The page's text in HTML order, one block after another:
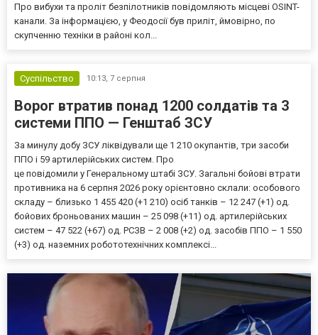
Про вибухи та проліт безпілотників повідомляють місцеві OSINT-
канали. За інформацією, у Феодосії був приліт, ймовірно, по
скупченню техніки в районі кол...
Суспільство 10:13, 7 серпня
Ворог втратив понад 1200 солдатів та 3
системи ППО — Генштаб ЗСУ
За минулу добу ЗСУ ліквідували ще 1 210 окупантів, три засоби
ППО і 59 артилерійських систем. Про
це повідомили у Генеральному штабі ЗСУ. Загальні бойові втрати
противника на 6 серпня 2026 року орієнтовно склали: особового
складу – близько 1 455 420 (+1 210) осіб танків – 12 247 (+1) од.
бойових броньованих машин – 25 098 (+11) од. артилерійських
систем – 47 522 (+67) од. РСЗВ – 2 008 (+2) од. засобів ППО – 1 550
(+3) од. наземних робототехнічних комплексі...